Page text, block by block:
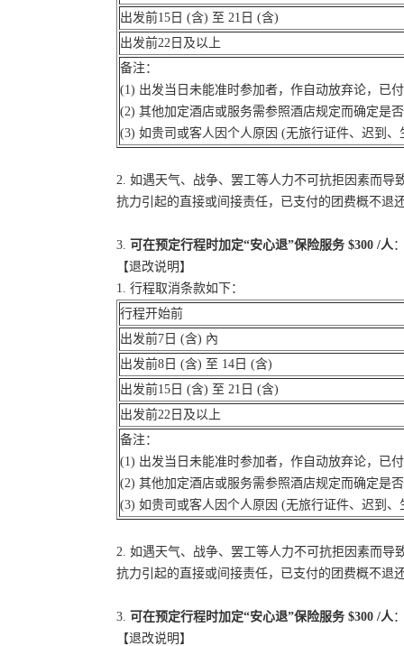
出发前15日 (含) 至 21日 (含)
出发前22日及以上
备注：
(1) 出发当日未能准时参加者，作自动放弃论，已
(2) 其他加定酒店或服务需参照酒店规定而确定是
(3) 如贵司或客人因个人原因 (无旅行证件、迟到
2. 如遇天气、战争、罢工等人力不可抗拒因素而
抗力引起的直接或间接责任，已支付的团费概不退
3. 可在预定行程时加定“安心退”保险服务 $300 /人
【退改说明】
1. 行程取消条款如下：
行程开始前
出发前7日 (含) 內
出发前8日 (含) 至 14日 (含)
出发前15日 (含) 至 21日 (含)
出发前22日及以上
备注：
(1) 出发当日未能准时参加者，作自动放弃论，已
(2) 其他加定酒店或服务需参照酒店规定而确定是
(3) 如贵司或客人因个人原因 (无旅行证件、迟到
2. 如遇天气、战争、罢工等人力不可抗拒因素而
抗力引起的直接或间接责任，已支付的团费概不退
3. 可在预定行程时加定“安心退”保险服务 $300 /人
【退改说明】